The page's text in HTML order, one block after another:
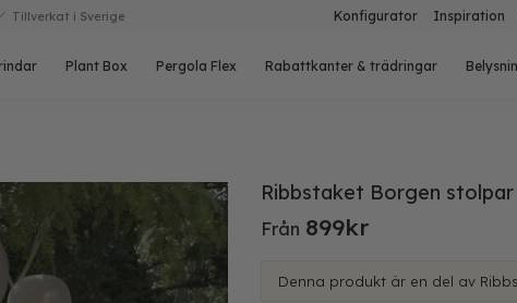
Tillverkat i Sverige Konfigurator Inspiration
Plant Box Pergola Flex Rabattkanter & trädringar
Ribbstaket Borgen stolpar
Från 899kr
Denna produkt är en del av